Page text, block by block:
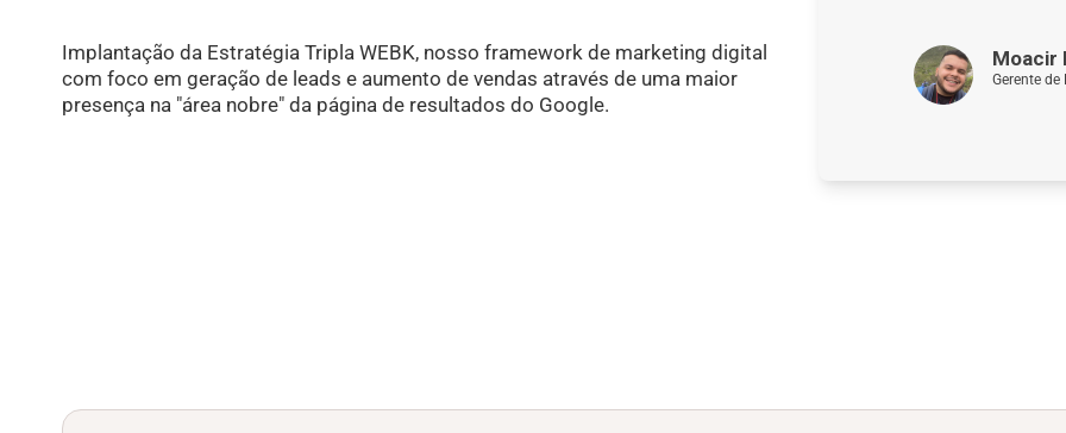
Implantação da Estratégia Tripla WEBK, nosso framework de marketing digital
com foco em geração de leads e aumento de vendas através de uma maior
presença na "área nobre" da página de resultados do Google.
Moacir
Gerente